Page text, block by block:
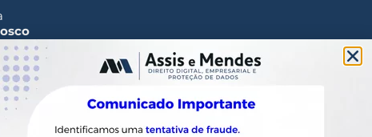
1165 Paulista - CEP
- SP